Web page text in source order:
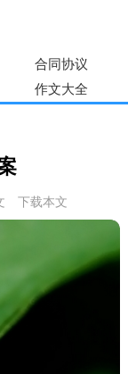
合同协议
作文大全
下载本文